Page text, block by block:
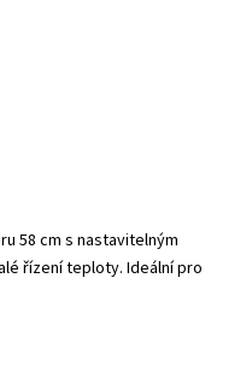
58 cm s nastavitelným
řízení teploty. Ideální pro